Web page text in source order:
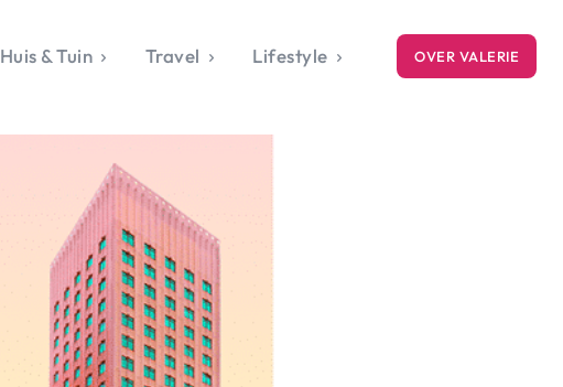
Gadgets
Lifestyle
Huis & Tuin Travel Lifestyle OVER VALERIE